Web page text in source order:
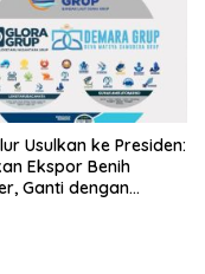
Usulkan ke Presiden:
Ekspor Benih
Ganti dengan